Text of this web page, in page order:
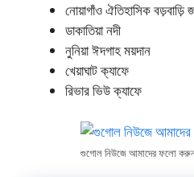
নোয়াগাঁও ঐতিহাসিক বড়বাড়ি
ডাকাতিয়া নদী
নুনিয়া ঈদগাহ ময়দান
খেয়াঘাট ক্যাফে
রিভার ভিউ ক্যাফে
গুগোল নিউজে আমাদের ফলো